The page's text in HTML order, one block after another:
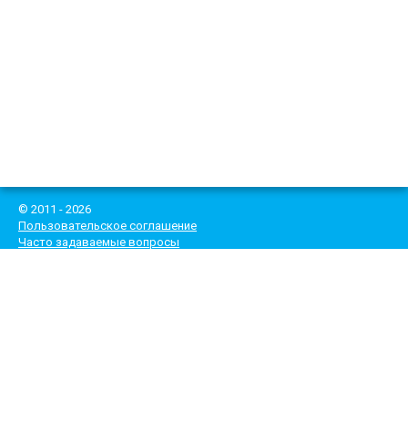
© 2011 - 2026
Пользовательское соглашение
Часто задаваемые вопросы